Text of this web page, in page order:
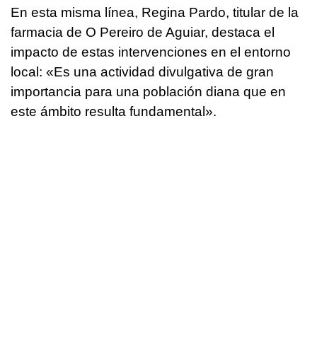
En esta misma línea, Regina Pardo, titular de la
farmacia de O Pereiro de Aguiar, destaca el
impacto de estas intervenciones en el entorno
local: «Es una actividad divulgativa de gran
importancia para una población diana que en
este ámbito resulta fundamental».